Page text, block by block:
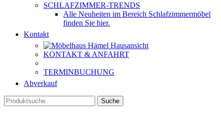
SCHLAFZIMMER-TRENDS
Alle Neuheiten im Bereich Schlafzimmermöbel
finden Sie hier.
Kontakt
KONTAKT & ANFAHRT
TERMINBUCHUNG
Abverkauf
Suche